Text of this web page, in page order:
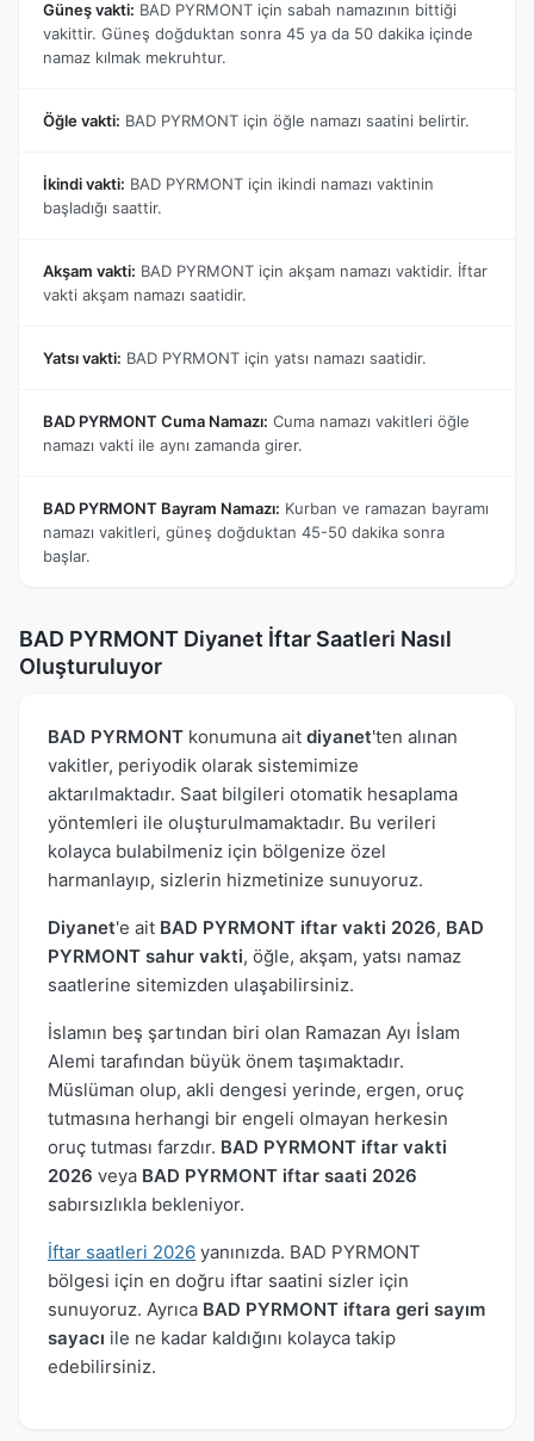
Güneş vakti: BAD PYRMONT için sabah namazının bittiği
vakittir. Güneş doğduktan sonra 45 ya da 50 dakika içinde
namaz kılmak mekruhtur.
Öğle vakti: BAD PYRMONT için öğle namazı saatini belirtir.
İkindi vakti: BAD PYRMONT için ikindi namazı vaktinin
başladığı saattir.
Akşam vakti: BAD PYRMONT için akşam namazı vaktidir. İftar
vakti akşam namazı saatidir.
Yatsı vakti: BAD PYRMONT için yatsı namazı saatidir.
BAD PYRMONT Cuma Namazı: Cuma namazı vakitleri öğle
namazı vakti ile aynı zamanda girer.
BAD PYRMONT Bayram Namazı: Kurban ve ramazan bayramı
namazı vakitleri, güneş doğduktan 45-50 dakika sonra
başlar.
BAD PYRMONT Diyanet İftar Saatleri Nasıl
Oluşturuluyor
BAD PYRMONT konumuna ait diyanet'ten alınan
vakitler, periyodik olarak sistemimize
aktarılmaktadır. Saat bilgileri otomatik hesaplama
yöntemleri ile oluşturulmamaktadır. Bu verileri
kolayca bulabilmeniz için bölgenize özel
harmanlayıp, sizlerin hizmetinize sunuyoruz.
Diyanet'e ait BAD PYRMONT iftar vakti 2026, BAD
PYRMONT sahur vakti, öğle, akşam, yatsı namaz
saatlerine sitemizden ulaşabilirsiniz.
İslamın beş şartından biri olan Ramazan Ayı İslam
Alemi tarafından büyük önem taşımaktadır.
Müslüman olup, akli dengesi yerinde, ergen, oruç
tutmasına herhangi bir engeli olmayan herkesin
oruç tutması farzdır. BAD PYRMONT iftar vakti
2026 veya BAD PYRMONT iftar saati 2026
sabırsızlıkla bekleniyor.
İftar saatleri 2026 yanınızda. BAD PYRMONT
bölgesi için en doğru iftar saatini sizler için
sunuyoruz. Ayrıca BAD PYRMONT iftara geri sayım
sayacı ile ne kadar kaldığını kolayca takip
edebilirsiniz.